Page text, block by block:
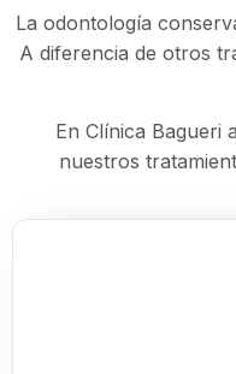
La odontología
A diferencia de otros
En Clínica Bagueri
nuestros